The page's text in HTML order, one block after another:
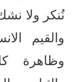
نُنكر ولا
والقيم
وظاهرة